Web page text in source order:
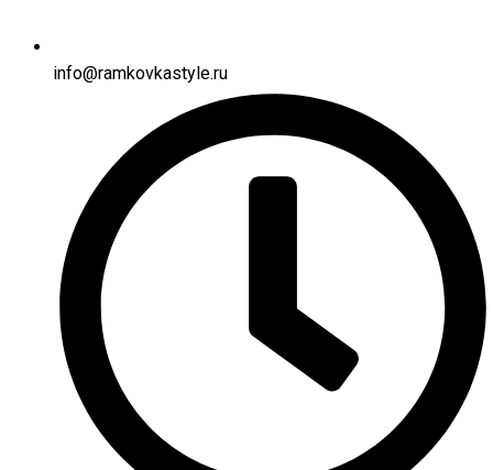
info@ramkovkastyle.ru